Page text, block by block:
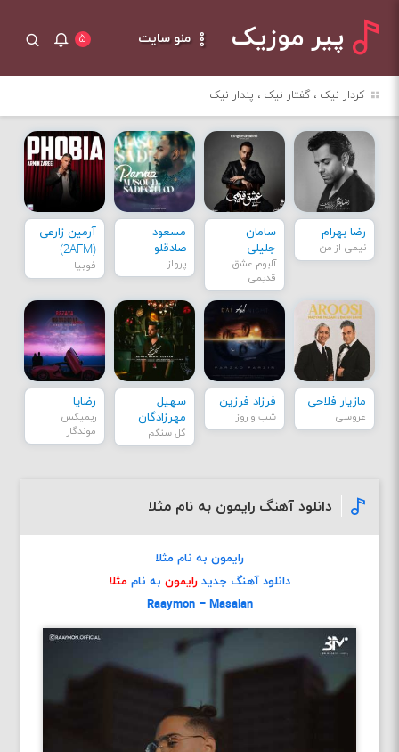
پیر موزیک منو سایت ۵
کردار نیک ، گفتار نیک ، پندار نیک
رضا بهرام
نیمی از من
سامان
جلیلی
آلبوم عشق
قدیمی
مسعود
صادقلو
پرواز
آرمین زارعی
(2AFM)
فوبیا
مازیار فلاحی
عروسی
فرزاد فرزین
شب و روز
سهیل
مهرزادگان
گل سنگم
رضایا
ریمیکس
موندگار
دانلود آهنگ رایمون به نام مثلا
رایمون به نام مثلا
دانلود آهنگ جدید رایمون به نام مثلا
Raaymon – Masalan